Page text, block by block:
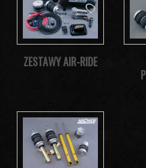
ZESTAWY AIR-RIDE